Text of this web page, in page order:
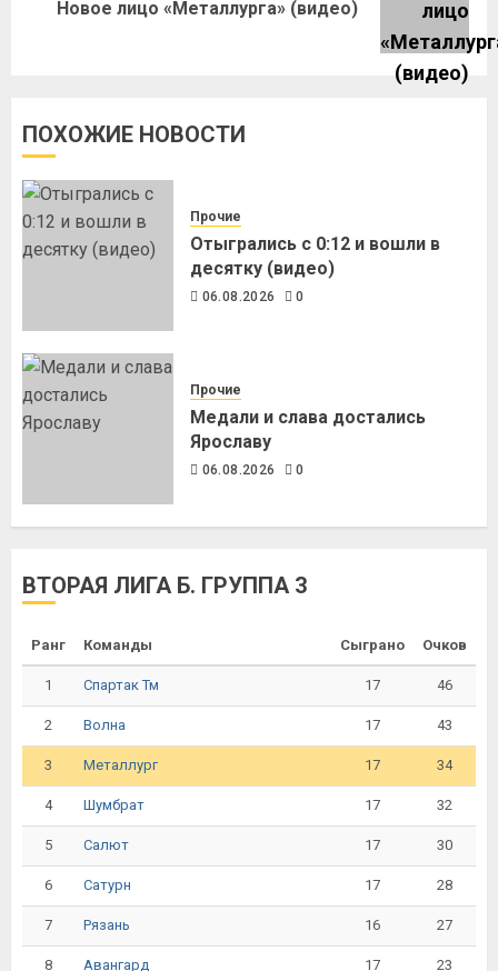
Новое лицо «Металлурга» (видео)
ПОХОЖИЕ НОВОСТИ
Прочие
Отыгрались с 0:12 и вошли в
десятку (видео)
06.08.2026 0
Прочие
Медали и слава достались
Ярославу
06.08.2026 0
ВТОРАЯ ЛИГА Б. ГРУППА 3
Ранг Команды Сыграно Очков
1 Спартак Тм 17 46
2 Волна 17 43
3 Металлург 17 34
4 Шумбрат 17 32
5 Салют 17 30
6 Сатурн 17 28
7 Рязань 16 27
8 Авангард 17 23